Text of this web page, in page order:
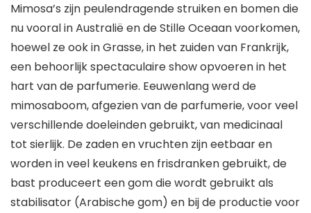
Mimosa’s zijn peulendragende struiken en bomen die
nu vooral in Australië en de Stille Oceaan voorkomen,
hoewel ze ook in Grasse, in het zuiden van Frankrijk,
een behoorlijk spectaculaire show opvoeren in het
hart van de parfumerie. Eeuwenlang werd de
mimosaboom, afgezien van de parfumerie, voor veel
verschillende doeleinden gebruikt, van medicinaal
tot sierlijk. De zaden en vruchten zijn eetbaar en
worden in veel keukens en frisdranken gebruikt, de
bast produceert een gom die wordt gebruikt als
stabilisator (Arabische gom) en bij de productie voor